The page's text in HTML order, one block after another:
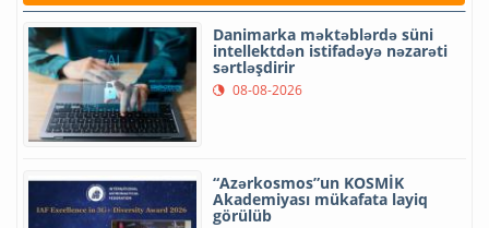
Danimarka məktəblərdə süni
intellektdən istifadəyə nəzarəti
sərtləşdirir
08-08-2026
“Azərkosmos”un KOSMİK
Akademiyası mükafata layiq
görülüb